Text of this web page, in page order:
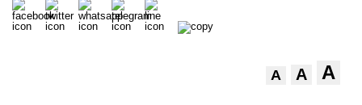
A A A